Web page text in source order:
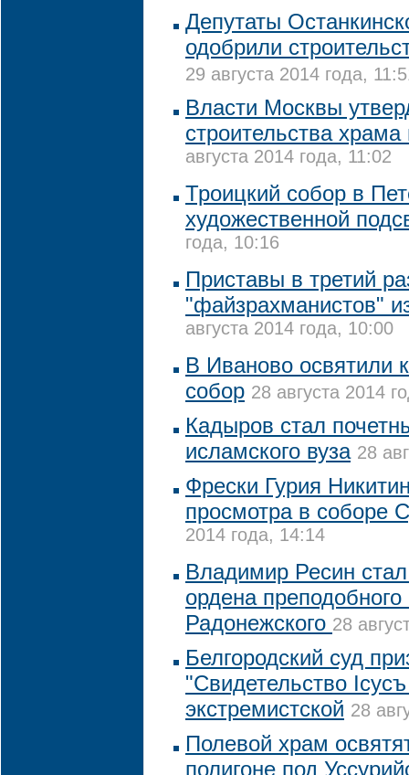
Депутаты
одобрили
29 августа 2014 года,
Власти Москвы
строительства
августа 2014 года, 11:02
Троицкий собор в
художественной
года, 10:16
Приставы в третий
"файзрахманистов"
августа 2014 года, 10:00
В Иваново освятили
собор 28 августа 2014
Кадыров стал
исламского вуза 28
Фрески Гурия
просмотра в соборе
2014 года, 14:14
Владимир Ресин
ордена
Радонежского 28
Белгородский суд
"Свидетельство
экстремистской 28
Полевой храм
полигоне под